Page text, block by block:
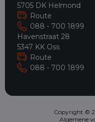
5705 DK Helmond
Route
088 - 700 1899
Havenstraat 28
5347 KK Oss
Route
088 - 700 1899
Copyright ©
Algemene